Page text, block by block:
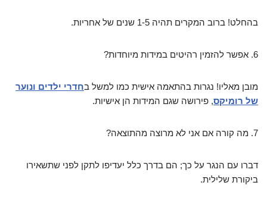
בהחלט! ברוב המקרים תהיה 1-5 שנים של אחריות.
6. אפשר להזמין רהיטים במידות מיוחדות?
מובן מאליו! נגרות בהתאמה אישית כמו למשל בחדרי ילדים ונוער
של רומיקס, פירושה שגם המידות הן אישיות.
7. מה קורה אם אני לא מרוצה מהתוצאה?
דברו עם הנגר על כך; הם בדרך כלל יעדיפו לתקן לפני שתשאירו
ביקורת שלילית.